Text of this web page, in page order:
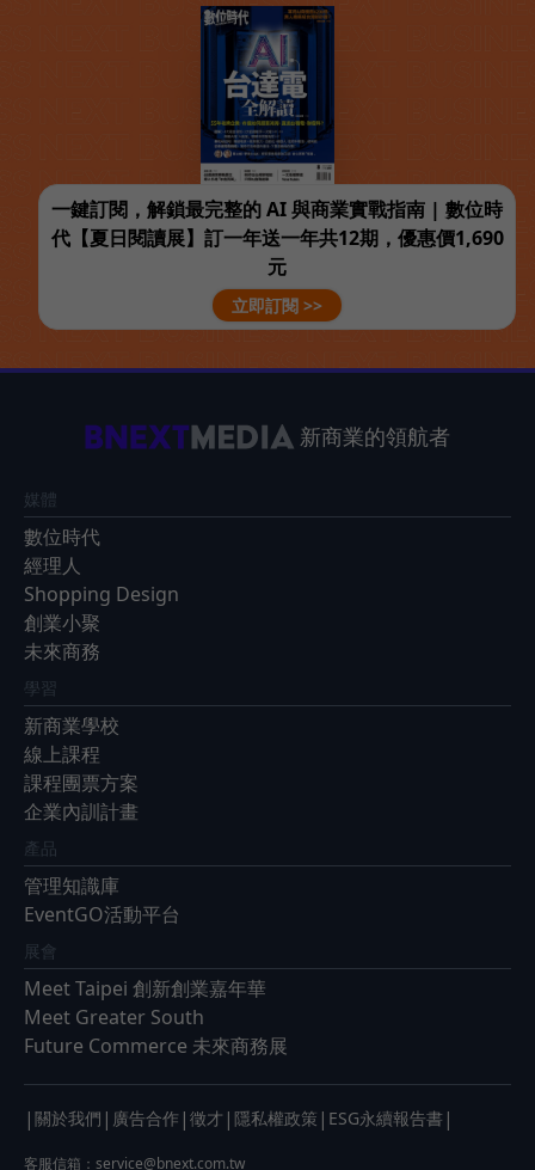
一鍵訂閱，解鎖最完整的 AI 與商業實戰指南 | 數位時
代【夏日閱讀展】訂一年送一年共12期，優惠價1,690
元
立即訂閱 >>
新商業的領航者
媒體
數位時代
經理人
Shopping Design
創業小聚
未來商務
學習
新商業學校
線上課程
課程團票方案
企業內訓計畫
產品
管理知識庫
EventGO活動平台
展會
Meet Taipei 創新創業嘉年華
Meet Greater South
Future Commerce 未來商務展
| 關於我們 | 廣告合作 | 徵才 | 隱私權政策 | ESG永續報告書 |
客服信箱： service@bnext.com.tw